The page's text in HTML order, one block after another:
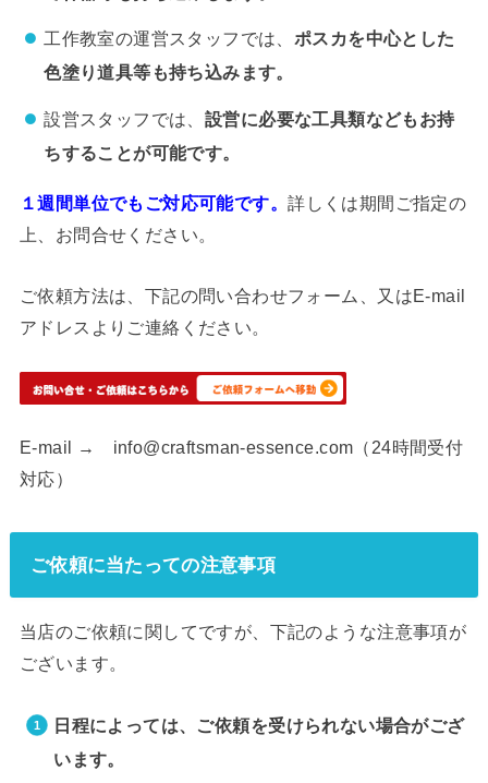
工作教室の運営スタッフでは、 ポスカを中心とした
色塗り道具等も持ち込みます。
設営スタッフでは、 設営に必要な工具類などもお持
ちすることが可能です。
１週間単位でもご対応可能です。詳しくは期間ご指定の
上、お問合せください。
ご依頼方法は、下記の問い合わせフォーム、又はE-mail
アドレスよりご連絡ください。
E-mail → info@craftsman-essence.com（24時間受付
対応）
ご依頼に当たっての注意事項
当店のご依頼に関してですが、下記のような注意事項が
ございます。
日程によっては、ご依頼を受けられない場合がござ
います。